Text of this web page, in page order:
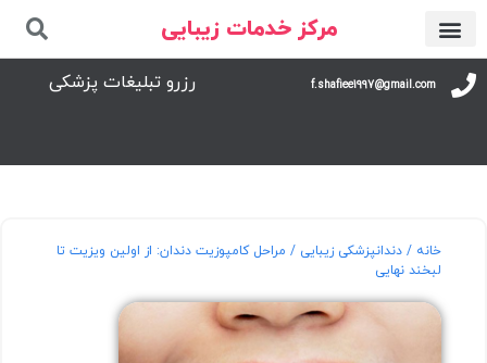
مرکز خدمات زیبایی
f.shafiee1997@gmail.com رزرو تبلیغات پزشکی
خانه / دندانپزشکی زیبایی / مراحل کامپوزیت دندان: از اولین ویزیت تا
لبخند نهایی